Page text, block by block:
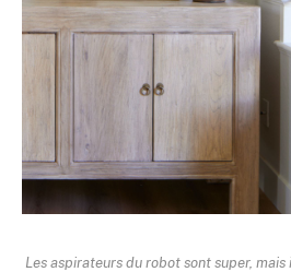
Les aspirateurs du robot sont super, mais